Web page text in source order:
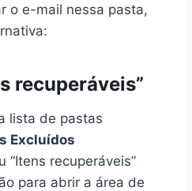
o e-mail nessa pasta,
recuperáveis”
lista de pastas
Excluídos
“Itens recuperáveis”
para abrir a área de